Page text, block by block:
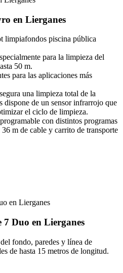
en Lierganes
limpiafondos piscina pública
para la limpieza del
50 m.
para las aplicaciones más
una limpieza total de la
dispone de un sensor infrarrojo que
el ciclo de limpieza.
con distintos programas
m de cable y carrito de transporte
Duo en Lierganes
fondo, paredes y línea de
de hasta 15 metros de longitud.